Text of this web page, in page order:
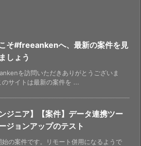
そ#freeankenへ、最新の案件を見
しょう
を訪問いただきありがとうございま
のサイトは最新の案件を ...
ンジニア】【案件】データ連携ツー
ジョンアップのテスト
始の案件です。リモート併用になるようで